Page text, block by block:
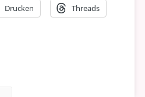
Drucken Threads